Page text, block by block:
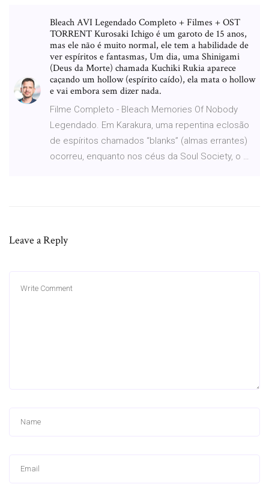
Bleach AVI Legendado Completo + Filmes + OST
TORRENT Kurosaki Ichigo é um garoto de 15 anos,
mas ele não é muito normal, ele tem a habilidade de
ver espíritos e fantasmas, Um dia, uma Shinigami
(Deus da Morte) chamada Kuchiki Rukia aparece
caçando um hollow (espírito caído), ela mata o hollow
e vai embora sem dizer nada.
Filme Completo - Bleach Memories Of Nobody
Legendado. Em Karakura, uma repentina eclosão
de espíritos chamados “blanks” (almas errantes)
ocorreu, enquanto nos céus da Soul Society, o …
Leave a Reply